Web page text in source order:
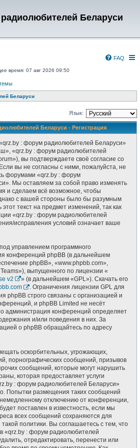
Беларуси
FAQ
время: 07 авг 2026 09:50
Беларуси
Язык:
Беларуси - Регистрация
: форум радиолюбителей Беларуси»
«qrz.by : форум радиолюбителей
вы подтверждаете своё согласие со
вы не согласны с ними, пожалуйста, не
форумами «qrz.by : форум
Мы оставляем за собой право изменять
и сделаем всё возможное, чтобы
с вашей стороны было бы разумным
текст на предмет изменений, так как
«qrz.by : форум радиолюбителей
исправления условий означает ваше
управлением программного
конференций phpBB (в дальнейшем
phpBB», «www.phpbb.com»,
выпущенного по лицензии «
v2
» (в дальнейшем «GPL»). Скачать его
. Ограничения лицензии GPL для
phpBB строго связаны с организацией и
и phpBB Limited не несёт
администрация конференций определяет
и/или поведения в них. За
о phpBB обращайтесь по адресу
оскорбительных, угрожающих,
порнографических сообщений, призывов
сообщений, которые могут нарушить
которая предоставляет услуги
: форум радиолюбителей Беларуси»
Попытки размещения таких сообщений
отключению от конференции,
поставлен в известность, если мы
всех сообщений сохраняются для
политики. Вы соглашаетесь с тем, что
«qrz.by : форум радиолюбителей
отредактировать, перенести или